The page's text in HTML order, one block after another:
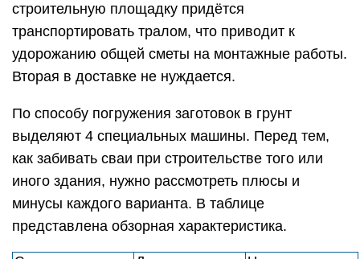
строительную площадку придётся
транспортировать тралом, что приводит к
удорожанию общей сметы на монтажные работы.
Вторая в доставке не нуждается.
По способу погружения заготовок в грунт
выделяют 4 специальных машины. Перед тем,
как забивать сваи при строительстве того или
иного здания, нужно рассмотреть плюсы и
минусы каждого варианта. В таблице
представлена обзорная характеристика.